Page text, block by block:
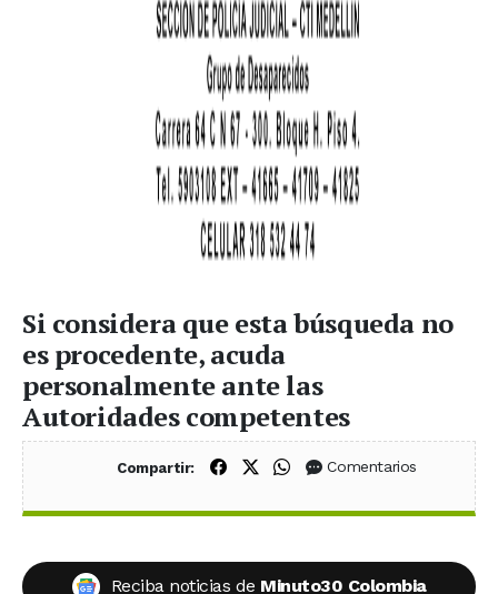
Si considera que esta búsqueda no
es procedente, acuda
personalmente ante las
Autoridades competentes
Compartir: Compartir en Facebook
Compartir en X (Twitter)
Compartir en WhatsApp
Comentarios
Reciba noticias de Minuto30 Colombia